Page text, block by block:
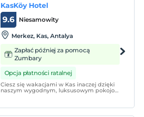
KasKöy Hotel
Niesamowity
9.6
Merkez, Kas, Antalya
Zapłać później za pomocą
Zumbary
Opcja płatności ratalnej
Ciesz się wakacjami w Kas inaczej dzięki
naszym wygodnym, luksusowym pokojom